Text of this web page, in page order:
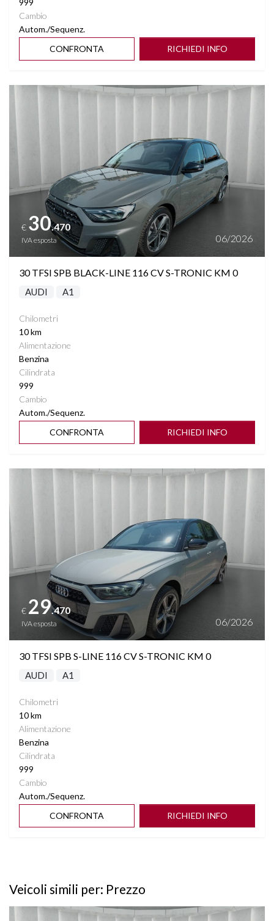
Cambio
Autom./Sequenz.
CONFRONTA
RICHIEDI INFO
Vedi dettagli
€ 30.470
IVA esposta 06/2026
30 TFSI SPB BLACK-LINE 116 CV S-TRONIC KM 0
AUDI A1
Chilometri
10 km
Alimentazione
Benzina
Cilindrata
999
Cambio
Autom./Sequenz.
CONFRONTA
RICHIEDI INFO
€ 29.470
IVA esposta 06/2026
30 TFSI SPB S-LINE 116 CV S-TRONIC KM 0
AUDI A1
Chilometri
10 km
Alimentazione
Benzina
Cilindrata
999
Cambio
Autom./Sequenz.
CONFRONTA
RICHIEDI INFO
Veicoli simili per: Prezzo
Vedi dettagli